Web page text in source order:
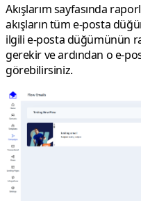
Akışlarımsayfasında
akışların tüm e-posta
ilgili e-posta düğümünün
gerekir ve ardından o e-
görebilirsiniz.